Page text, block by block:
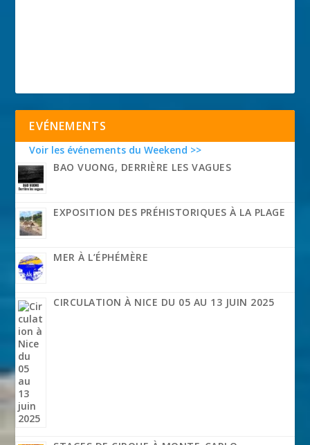
EVÉNEMENTS
Voir les événements du Weekend >>
BAO VUONG, DERRIÈRE LES VAGUES
EXPOSITION DES PRÉHISTORIQUES À LA PLAGE
MER À L’ÉPHÉMÈRE
CIRCULATION À NICE DU 05 AU 13 JUIN 2025